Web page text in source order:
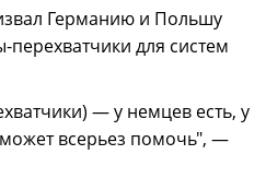
Германию и Польшу
перехватчики для систем
— у немцев есть, у
может всерьез помочь", —